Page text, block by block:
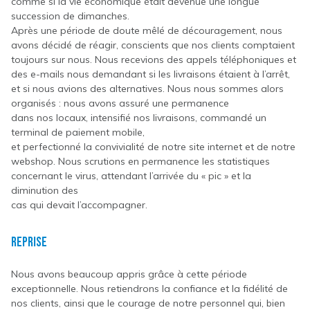
succession de dimanches.
Après une période de doute mêlé de découragement, nous
avons décidé de réagir, conscients que nos clients comptaient
toujours sur nous. Nous recevions des appels téléphoniques et
des e-mails nous demandant si les livraisons étaient à l’arrêt,
et si nous avions des alternatives. Nous nous sommes alors
organisés : nous avons assuré une permanence
dans nos locaux, intensifié nos livraisons, commandé un
terminal de paiement mobile,
et perfectionné la convivialité de notre site internet et de notre
webshop. Nous scrutions en permanence les statistiques
concernant le virus, attendant l’arrivée du « pic » et la
diminution des
cas qui devait l’accompagner.
Reprise
Nous avons beaucoup appris grâce à cette période
exceptionnelle. Nous retiendrons la confiance et la fidélité de
nos clients, ainsi que le courage de notre personnel qui, bien